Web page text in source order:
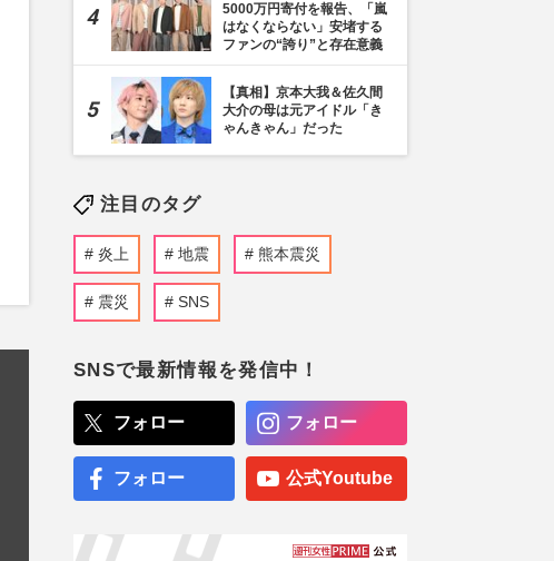
5000万円寄付を報告、「嵐
はなくならない」安堵する
ファンの“誇り”と存在意義
【真相】京本大我＆佐久間
大介の母は元アイドル「き
ゃんきゃん」だった
注目のタグ
炎上 地震 熊本震災
震災 SNS
SNSで最新情報を発信中！
フォロー フォロー
フォロー 公式Youtube